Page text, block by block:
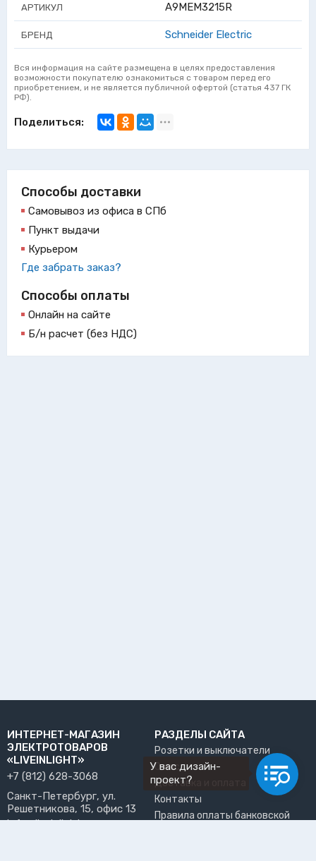
АРТИКУЛ A9MEM3215R
БРЕНД Schneider Electric
Вся информация на сайте размещена в целях предоставления
возможности покупателю ознакомиться с товаром перед его
приобретением, и не является публичной офертой (статья 437 ГК
РФ).
Поделиться:
Способы доставки
Самовывоз из офиса в СПб
Пункт выдачи
Курьером
Где забрать заказ?
Способы оплаты
Онлайн на сайте
Б/н расчет (без НДС)
ИНТЕРНЕТ-МАГАЗИН
ЭЛЕКТРОТОВАРОВ
«LIVEINLIGHT»
+7 (812) 628-3068
Санкт-Петербург, ул.
Решетникова, 15, офис 13
info@liveinlight.ru
РАЗДЕЛЫ САЙТА
Розетки и выключатели
О нас
Доставка и оплата
Контакты
Правила оплаты банковской
У вас дизайн-
проект?